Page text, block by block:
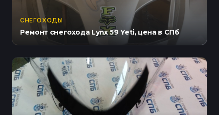
СНЕГОХОДЫ
Ремонт снегохода Lynx 59 Yeti, цена в СПб